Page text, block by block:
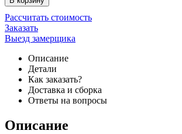
Рассчитать стоимость
Заказать
Выезд замерщика
Описание
Детали
Как заказать?
Доставка и сборка
Ответы на вопросы
Описание